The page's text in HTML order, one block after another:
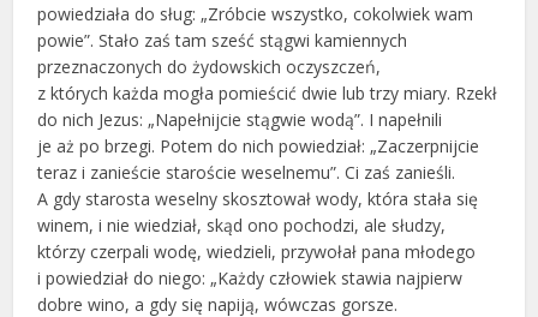
powiedziała do sług: „Zróbcie wszystko, cokolwiek wam
powie”. Stało zaś tam sześć stągwi kamiennych
przeznaczonych do żydowskich oczyszczeń,
z których każda mogła pomieścić dwie lub trzy miary. Rzekł
do nich Jezus: „Napełnijcie stągwie wodą”. I napełnili
je aż po brzegi. Potem do nich powiedział: „Zaczerpnijcie
teraz i zanieście staroście weselnemu”. Ci zaś zanieśli.
A gdy starosta weselny skosztował wody, która stała się
winem, i nie wiedział, skąd ono pochodzi, ale słudzy,
którzy czerpali wodę, wiedzieli, przywołał pana młodego
i powiedział do niego: „Każdy człowiek stawia najpierw
dobre wino, a gdy się napiją, wówczas gorsze.